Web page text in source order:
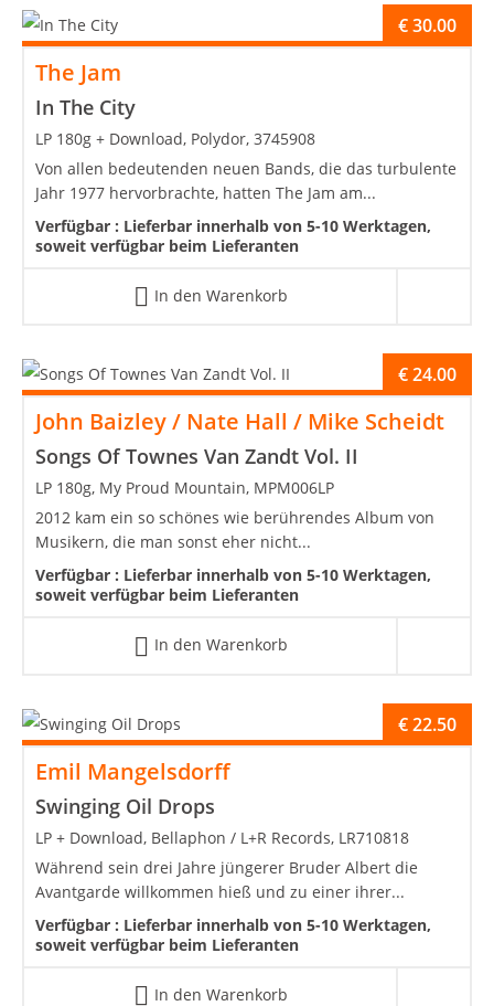
The Jam
In The City
€30.00
LP 180g + Download, Polydor, 3745908
Von allen bedeutenden neuen Bands, die das turbulente
Jahr 1977 hervorbrachte, hatten The Jam am...
Verfügbar : Lieferbar innerhalb von 5-10 Werktagen,
soweit verfügbar beim Lieferanten
In den Warenkorb
John Baizley / Nate Hall / Mike Scheidt
Songs Of Townes Van Zandt Vol. II
€24.00
LP 180g, My Proud Mountain, MPM006LP
2012 kam ein so schönes wie berührendes Album von
Musikern, die man sonst eher nicht...
Verfügbar : Lieferbar innerhalb von 5-10 Werktagen,
soweit verfügbar beim Lieferanten
In den Warenkorb
Emil Mangelsdorff
Swinging Oil Drops
€22.50
LP + Download, Bellaphon / L+R Records, LR710818
Während sein drei Jahre jüngerer Bruder Albert die
Avantgarde willkommen hieß und zu einer ihrer...
Verfügbar : Lieferbar innerhalb von 5-10 Werktagen,
soweit verfügbar beim Lieferanten
In den Warenkorb